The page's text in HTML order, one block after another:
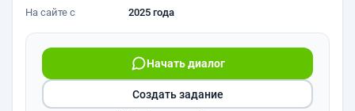
На сайте с 2025 года
Начать диалог
Создать задание